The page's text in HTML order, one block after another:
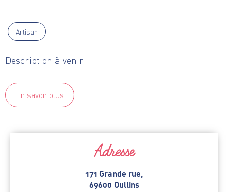
Artisan
Description à venir
En savoir plus
Adresse
171 Grande rue,
69600 Oullins